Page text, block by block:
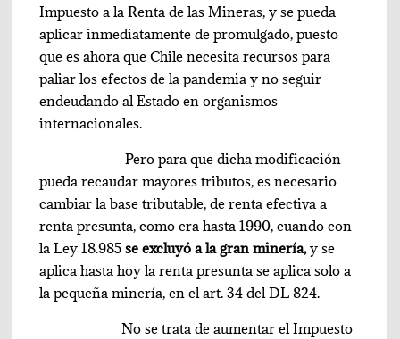
Impuesto a la Renta de las Mineras, y se pueda
aplicar inmediatamente de promulgado, puesto
que es ahora que Chile necesita recursos para
paliar los efectos de la pandemia y no seguir
endeudando al Estado en organismos
internacionales.
Pero para que dicha modificación
pueda recaudar mayores tributos, es necesario
cambiar la base tributable, de renta efectiva a
renta presunta, como era hasta 1990, cuando con
la Ley 18.985se excluyó a la gran minería,y se
aplica hasta hoy la renta presunta se aplica solo a
la pequeña minería, en el art. 34 del DL 824.
No se trata de aumentar el Impuesto